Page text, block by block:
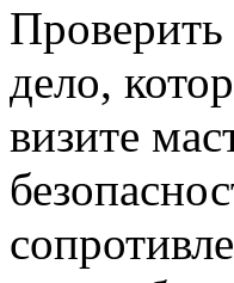
дело,
визите